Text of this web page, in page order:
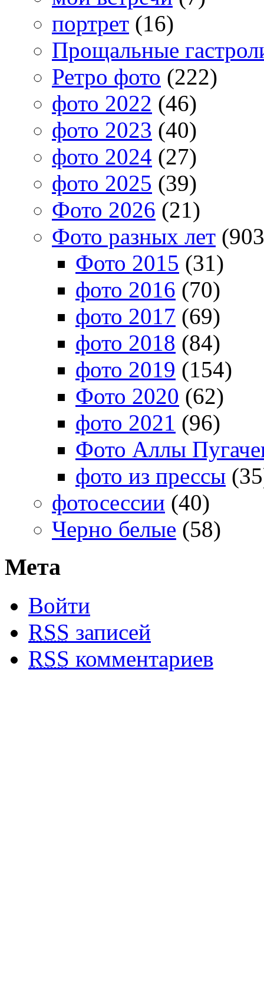
портрет (16)
Прощальные
Ретро фото (222)
фото 2022 (46)
фото 2023 (40)
фото 2024 (27)
фото 2025 (39)
Фото 2026 (21)
Фото разных лет
Фото 2015 (31)
фото 2016 (70)
фото 2017 (69)
фото 2018 (84)
фото 2019 (154)
Фото 2020 (62)
фото 2021 (96)
Фото Аллы
фото из прессы
фотосессии (40)
Черно белые (58)
Мета
Войти
RSS записей
RSS комментариев